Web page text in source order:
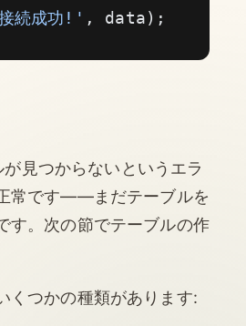
続成功!' , data);
が見つからないというエラ
常です——まだテーブルを
す。次の節でテーブルの作
くつかの種類があります: